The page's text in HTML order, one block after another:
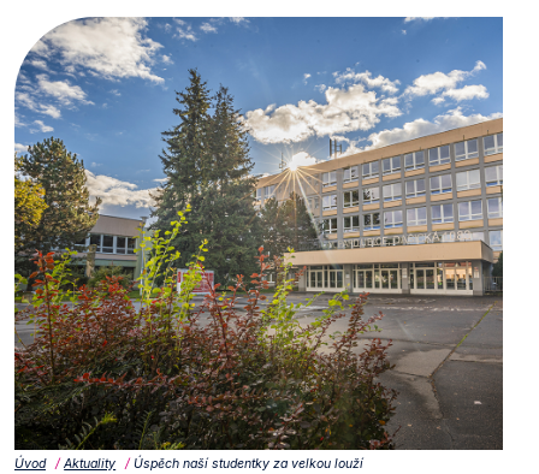
Úvod Aktuality Úspěch naší studentky za velkou louží